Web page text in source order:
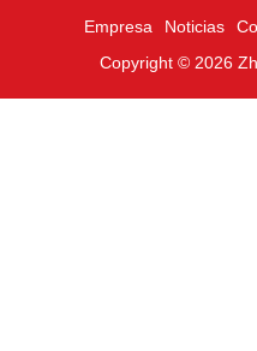
Empresa Noticias
Copyright © 2026